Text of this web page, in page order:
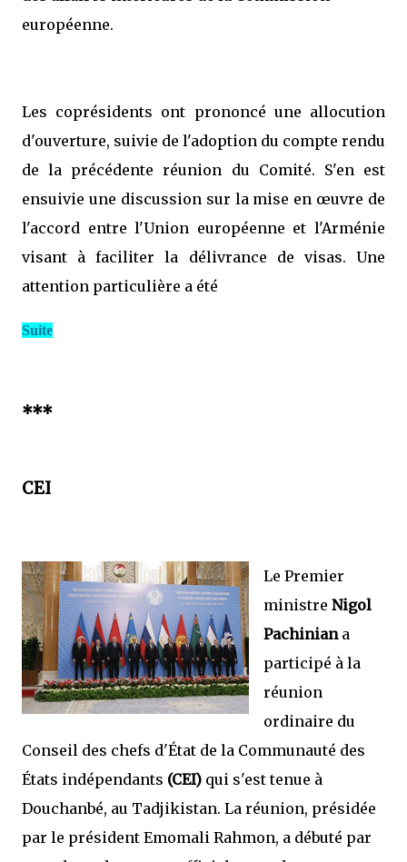
européenne.
Les coprésidents ont prononcé une allocution
d'ouverture, suivie de l'adoption du compte rendu
de la précédente réunion du Comité. S'en est
ensuivie une discussion sur la mise en œuvre de
l'accord entre l'Union européenne et l'Arménie
visant à faciliter la délivrance de visas. Une
attention particulière a été
Suite
***
CEI
Le Premier
ministre Nigol
Pachiniana
participé à la
réunion
ordinaire du
Conseil des chefs d'État de la Communauté des
États indépendants (CEI) qui s'est tenue à
Douchanbé, au Tadjikistan. La réunion, présidée
par le président Emomali Rahmon, a débuté par